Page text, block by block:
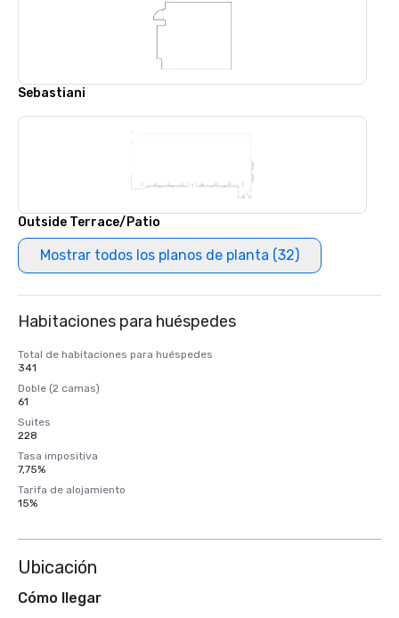
Sebastiani
Outside Terrace/Patio
Mostrar todos los planos de planta (32)
Habitaciones para huéspedes
Total de habitaciones para huéspedes
341
Doble (2 camas)
61
Suites
228
Tasa impositiva
7,75%
Tarifa de alojamiento
15%
Ubicación
Cómo llegar